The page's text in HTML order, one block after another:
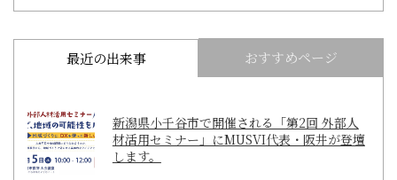
最近の出来事 おすすめページ
新潟県小千谷市で開催される「第2回 外部人
材活用セミナー」にMUSVI代表・阪井が登壇
します。